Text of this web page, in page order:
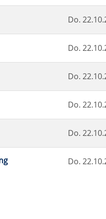
Do.
Do.
Do.
Do.
Do.
Do.